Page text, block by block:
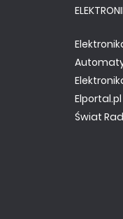
Elportal.pl
Świat